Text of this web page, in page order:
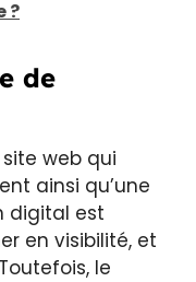
?
de
web qui
ainsi qu’une
digital est
en visibilité, et
le